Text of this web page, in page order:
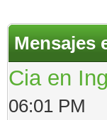
Mensajes
Cia en
06:01 PM